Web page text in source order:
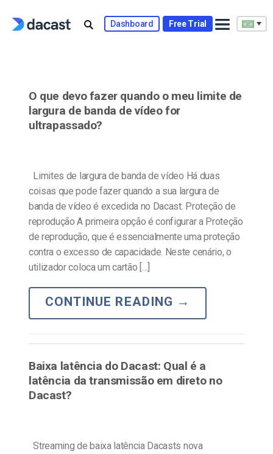
Dashboard Free Trial
O que devo fazer quando o meu limite de
largura de banda de vídeo for
ultrapassado?
Limites de largura de banda de vídeo Há duas
coisas que pode fazer quando a sua largura de
banda de vídeo é excedida no Dacast. Proteção de
reprodução A primeira opção é configurar a Proteção
de reprodução, que é essencialmente uma proteção
contra o excesso de capacidade. Neste cenário, o
utilizador coloca um cartão […]
CONTINUE READING →
Baixa latência do Dacast: Qual é a
latência da transmissão em direto no
Dacast?
Streaming de baixa latência Dacasts nova